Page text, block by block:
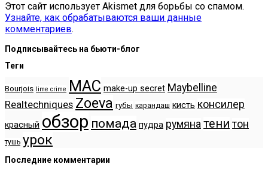
Этот сайт использует Akismet для борьбы со спамом.
Узнайте, как обрабатываются ваши данные
комментариев.
Подписывайтесь на бьюти-блог
Теги
Bourjois lime crime MAC make-up secret Maybelline
Realtechniques Zoeva губы карандаш кисть консилер
красный обзор помада пудра румяна тени тон
тушь урок
Последние комментарии